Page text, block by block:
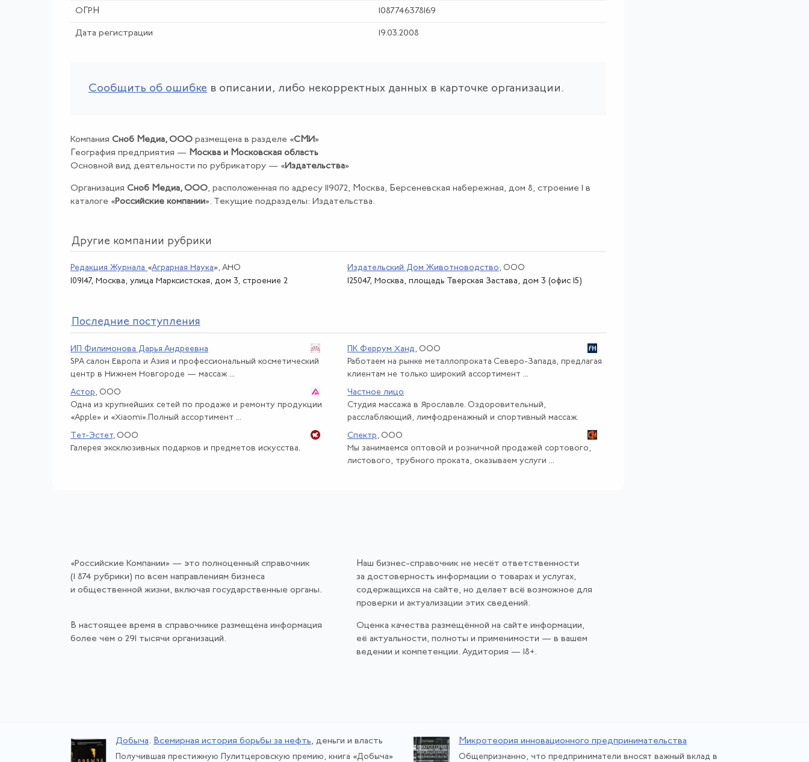
ОГРН 1087746378169
Дата регистрации 19.03.2008
Сообщить об ошибке в описании, либо некорректных данных в карточке организации.
Компания Сноб Медиа, ООО размещена в разделе «СМИ »
География предприятия — Москва и Московская область
Основной вид деятельности по рубрикатору — «Издательства»
Организация Сноб Медиа, ООО, расположенная по адресу 119072, Москва, Берсеневская набережная, дом 8, строение 1 в
каталоге «Российские компании». Текущие подразделы: Издательства.
Другие компании рубрики
Редакция Журнала «Аграрная Наука», АНО
109147, Москва, улица Марксистская, дом 3, строение 2
Издательский Дом Животноводство , ООО
125047, Москва, площадь Тверская Застава, дом 3 (офис 15)
Последние поступления
ИП Филимонова Дарья Андреевна
SPA салон Европа и Азия и профессиональный косметический
центр в Нижнем Новгороде — массаж ...
ПК Феррум Ханд , ООО
Работаем на рынке металлопроката Северо-Запада, предлагая
клиентам не только широкий ассортимент ...
Астор , ООО
Одна из крупнейших сетей по продаже и ремонту продукции
«Apple» и «Xiaomi».Полный ассортимент ...
Частное лицо
Студия массажа в Ярославле. Оздоровительный,
расслабляющий, лимфодренажный и спортивный массаж.
Тет-Эстет, ООО
Галерея эксклюзивных подарков и предметов искусства.
Спектр , ООО
Мы занимаемся оптовой и розничной продажей сортового,
листового, трубного проката, оказываем услуги ...
«Российские Компании» — это полноценный справочник
(1 874 рубрики) по всем направлениям бизнеса
и общественной жизни, включая государственные органы.
Наш бизнес-справочник не несёт ответственности
за достоверность информации о товарах и услугах,
содержащихся на сайте, но делает всё возможное для
проверки и актуализации этих сведений.
В настоящее время в справочнике размещена информация
более чем о 291 тысячи организаций.
Оценка качества размещённой на сайте информации,
её актуальности, полноты и применимости — в вашем
ведении и компетенции. Аудитория — 18+.
Добыча. Всемирная история борьбы за нефть, деньги и власть
Получившая престижную Пулитцеровскую премию, книга «Добыча»
Микротеория инновационного предпринимательства
Общепризнанно, что предприниматели вносят важный вклад в